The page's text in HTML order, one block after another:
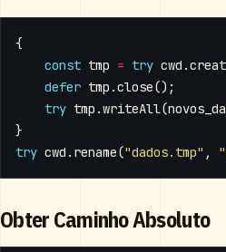
{
const tmp = try cwd .
defer tmp .close();
try tmp .writeAll(
}
try cwd . rename("dados.tmp" ,
Obter Caminho Absoluto